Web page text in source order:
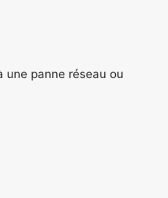
une panne réseau ou